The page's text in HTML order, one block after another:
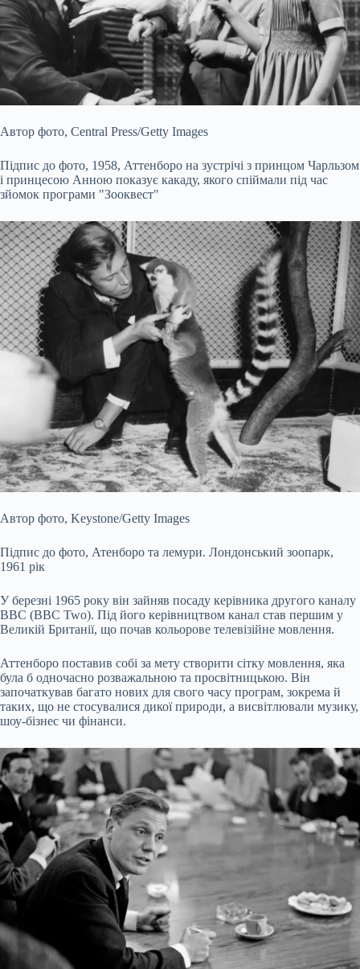
Автор фото, Central Press/Getty Images
Підпис до фото, 1958, Аттенборо на зустрічі з принцом Чарльзом
і принцесою Анною показує какаду, якого спіймали під час
зйомок програми "Зооквест"
Автор фото, Keystone/Getty Images
Підпис до фото, Атенборо та лемури. Лондонський зоопарк,
1961 рік
У березні 1965 року він зайняв посаду керівника другого каналу
ВВС (BBC Two). Під його керівництвом канал став першим у
Великій Британії, що почав кольорове телевізійне мовлення.
Аттенборо поставив собі за мету створити сітку мовлення, яка
була б одночасно розважальною та просвітницькою. Він
започаткував багато нових для свого часу програм, зокрема й
таких, що не стосувалися дикої природи, а висвітлювали музику,
шоу-бізнес чи фінанси.